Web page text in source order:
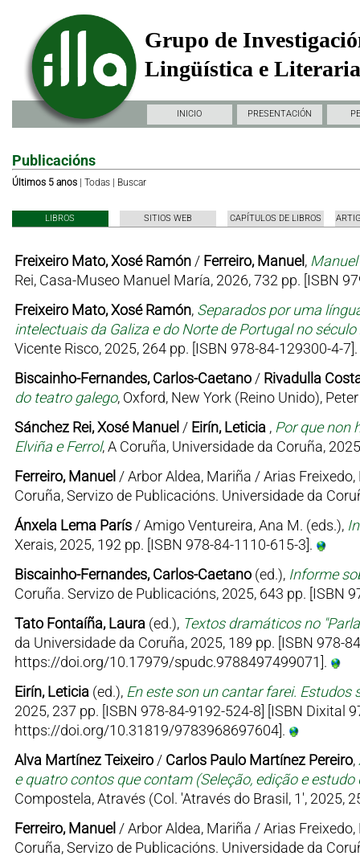
Grupo de
Lingüística e
INICIO PRESENTACIÓN
Publicacións
Últimos 5 anos| Todas| Buscar
LIBROS SITIOS WEB CAPÍTULOS DE LIBROS
Freixeiro Mato, Xosé Ramón/ Ferreiro, Manuel,
Rei, Casa-Museo Manuel María, 2026, 732 pp. [ISBN
Freixeiro Mato, Xosé Ramón, Separados por uma
intelectuais da Galiza e do Norte de Portugal no
Vicente Risco, 2025, 264 pp. [ISBN 978-84-129300-4-7].
Biscainho-Fernandes, Carlos-Caetano/ Rivadulla
do teatro galego, Oxford, New York (Reino Unido),
Sánchez Rei, Xosé Manuel / Eirín, Leticia , Por que non
Elviña e Ferrol, A Coruña, Universidade da Coruña,
Ferreiro, Manuel / Arbor Aldea, Mariña / Arias
Coruña, Servizo de Publicacións. Universidade da
Ánxela Lema París/ Amigo Ventureira, Ana M. (eds.),
Xerais, 2025, 192 pp. [ISBN 978-84-1110-615-3].
Biscainho-Fernandes, Carlos-Caetano(ed.), Informe
Coruña. Servizo de Publicacións, 2025, 643 pp.
Tato Fontaíña, Laura (ed.), Textos dramáticos no
da Universidade da Coruña, 2025, 189 pp. [ISBN 978-
https://doi.org/10.17979/spudc.9788497499071].
Eirín, Leticia (ed.), En este son un cantar farei.
2025, 237 pp. [ISBN 978-84-9192-524-8] [ISBN Dixital
https://doi.org/10.31819/9783968697604].
Alva Martínez Teixeiro/ Carlos Paulo Martínez Pereiro,
e quatro contos que contam (Seleção, edição e
Compostela, Através (Col. 'Através do Brasil, 1', 2025,
Ferreiro, Manuel / Arbor Aldea, Mariña / Arias
Coruña, Servizo de Publicacións. Universidade da